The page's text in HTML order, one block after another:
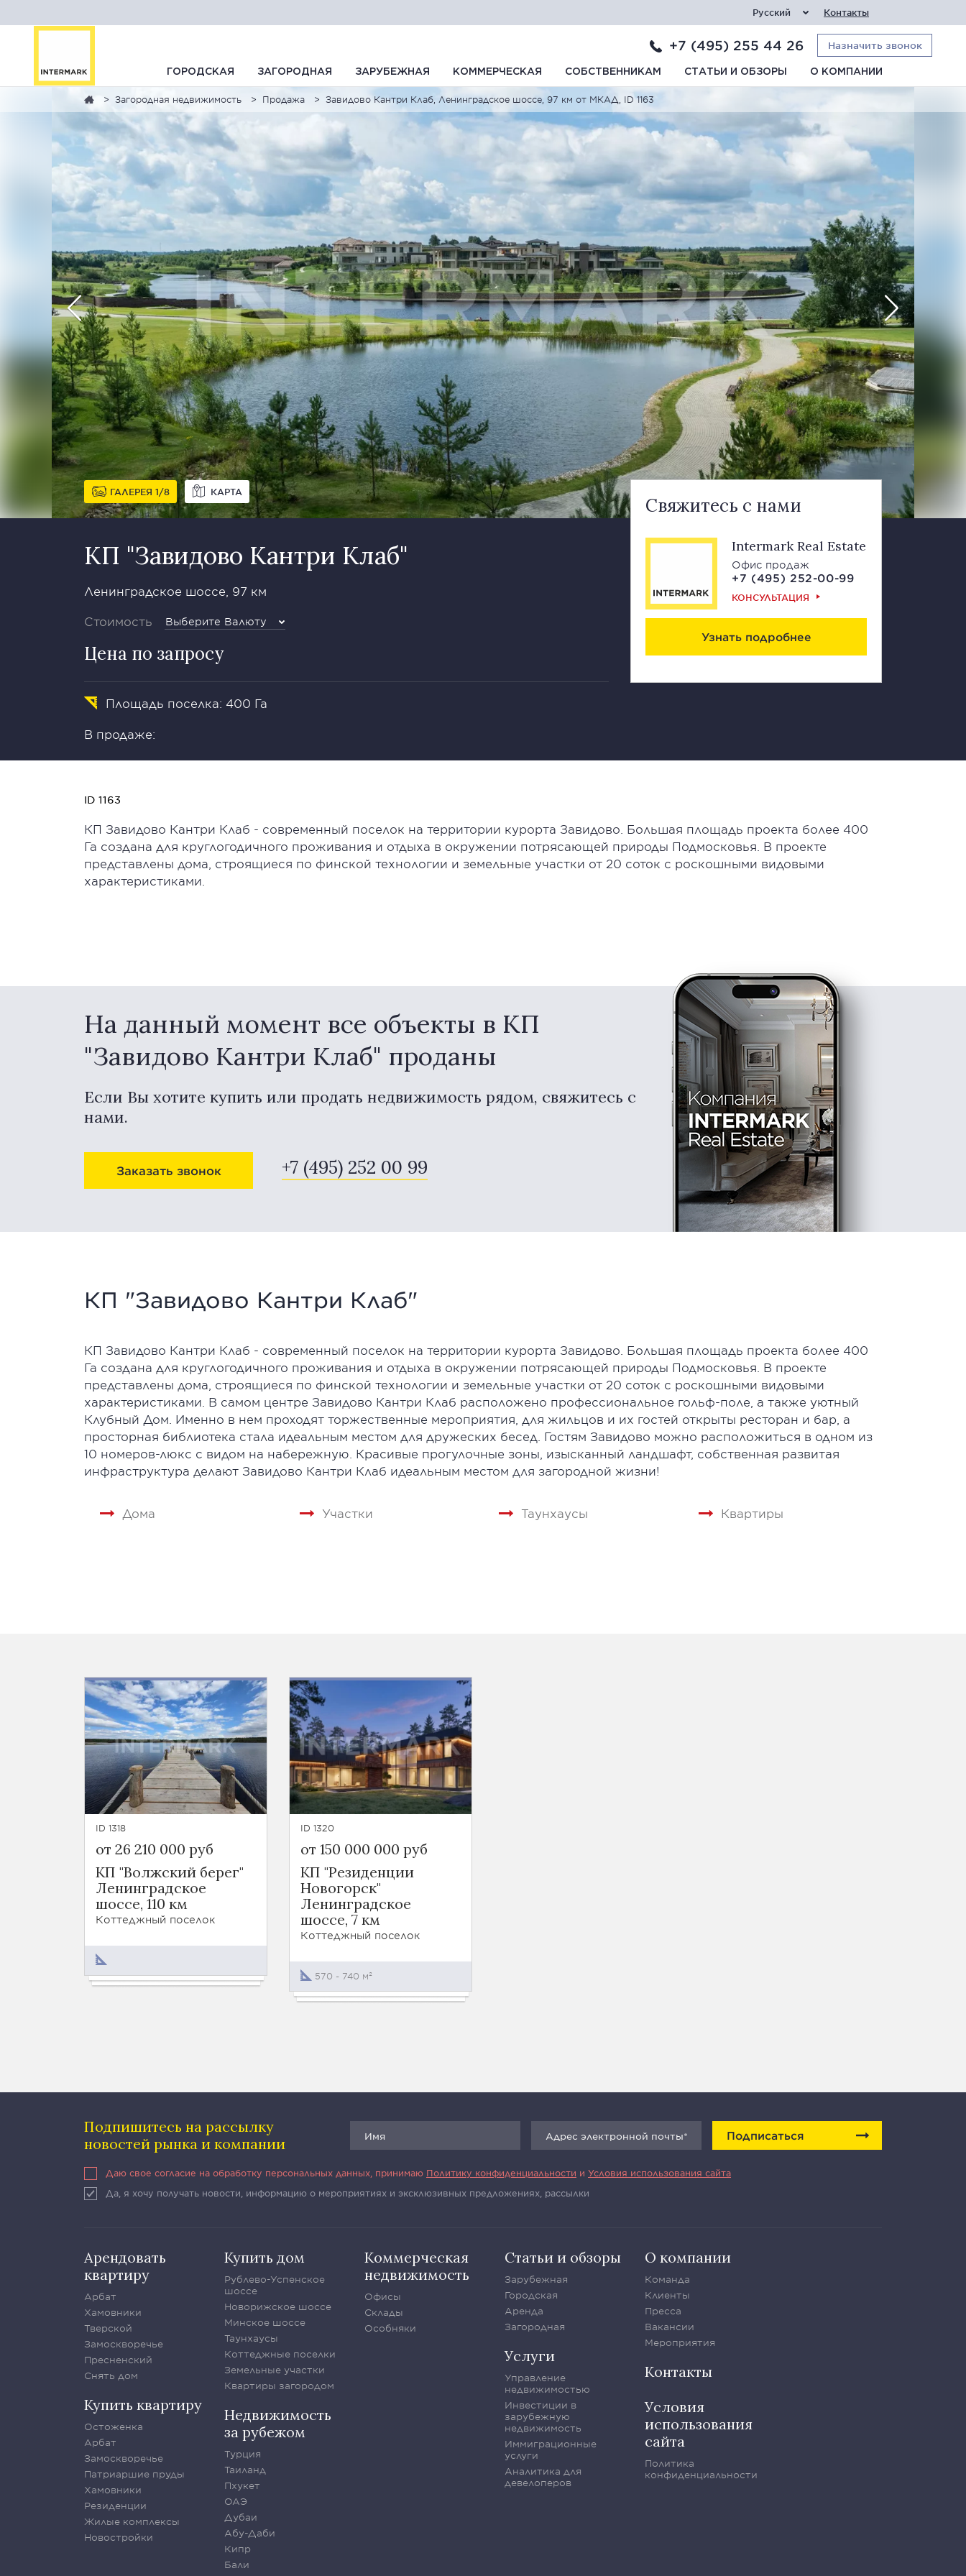
Русский Контакты
+7 (495) 255 44 26 Назначить звонок
ГОРОДСКАЯ ЗАГОРОДНАЯ ЗАРУБЕЖНАЯ КОММЕРЧЕСКАЯ СОБСТВЕННИКАМ СТАТЬИ И ОБЗОРЫ О КОМПАНИИ
Загородная недвижимость Продажа Завидово Кантри Клаб, Ленинградское шоссе, 97 км от МКАД, ID 1163
ГАЛЕРЕЯ 1 8 КАРТА
КП "Завидово Кантри Клаб"
Ленинградское шоссе, 97 км
Стоимость Выберите Валюту
Цена по запросу
Площадь поселка: 400 Га
В продаже:
Свяжитесь с нами
Intermark Real Estate
Офис продаж
+7 (495) 252-00-99
КОНСУЛЬТАЦИЯ
Узнать подробнее
ID 1163
КП Завидово Кантри Клаб - современный поселок на территории курорта Завидово. Большая площадь проекта более 400
Га создана для круглогодичного проживания и отдыха в окружении потрясающей природы Подмосковья. В проекте
представлены дома, строящиеся по финской технологии и земельные участки от 20 соток с роскошными видовыми
характеристиками.
На данный момент все объекты в КП
"Завидово Кантри Клаб" проданы
Если Вы хотите купить или продать недвижимость рядом, свяжитесь с
нами.
Заказать звонок +7 (495) 252 00 99
КП "Завидово Кантри Клаб"
КП Завидово Кантри Клаб - современный поселок на территории курорта Завидово. Большая площадь проекта более 400
Га создана для круглогодичного проживания и отдыха в окружении потрясающей природы Подмосковья. В проекте
представлены дома, строящиеся по финской технологии и земельные участки от 20 соток с роскошными видовыми
характеристиками. В самом центре Завидово Кантри Клаб расположено профессиональное гольф-поле, а также уютный
Клубный Дом. Именно в нем проходят торжественные мероприятия, для жильцов и их гостей открыты ресторан и бар, а
просторная библиотека стала идеальным местом для дружеских бесед. Гостям Завидово можно расположиться в одном из
10 номеров-люкс с видом на набережную. Красивые прогулочные зоны, изысканный ландшафт, собственная развитая
инфраструктура делают Завидово Кантри Клаб идеальным местом для загородной жизни!
Дома Участки Таунхаусы Квартиры
ID 1318
от 26 210 000 руб
КП "Волжский берег"
Ленинградское
шоссе, 110 км
Коттеджный поселок
ID 1320
от 150 000 000 руб
КП "Резиденции
Новогорск"
Ленинградское
шоссе, 7 км
Коттеджный поселок
570 - 740 м²
Подпишитесь на рассылку
новостей рынка и компании
Подписаться
Даю свое согласие на обработку персональных данных, принимаю Политику конфиденциальности и Условия использования сайта
Да, я хочу получать новости, информацию о мероприятиях и эксклюзивных предложениях, рассылки
Арендовать
квартиру
Арбат
Хамовники
Тверской
Замоскворечье
Пресненский
Снять дом
Купить квартиру
Остоженка
Арбат
Замоскворечье
Патриаршие пруды
Хамовники
Резиденции
Жилые комплексы
Новостройки
Купить дом
Рублево-Успенское
шоссе
Новорижское шоссе
Минское шоссе
Таунхаусы
Коттеджные поселки
Земельные участки
Квартиры загородом
Недвижимость
за рубежом
Турция
Таиланд
Пхукет
ОАЭ
Дубаи
Абу-Даби
Кипр
Бали
Коммерческая
недвижимость
Офисы
Склады
Особняки
Статьи и обзоры
Зарубежная
Городская
Аренда
Загородная
Услуги
Управление
недвижимостью
Инвестиции в
зарубежную
недвижимость
Иммиграционные
услуги
Аналитика для
девелоперов
О компании
Команда
Клиенты
Пресса
Вакансии
Мероприятия
Контакты
Условия
использования
сайта
Политика
конфиденциальности